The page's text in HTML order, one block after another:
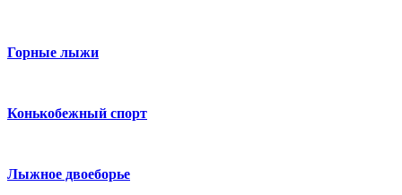
Горные лыжи
Конькобежный спорт
Лыжное двоеборье